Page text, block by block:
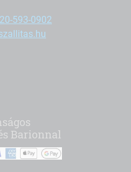
593-0902
Barionnal